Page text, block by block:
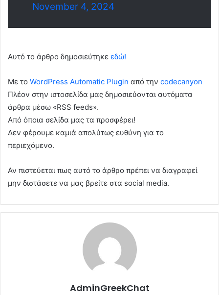
November 4, 2024
Αυτό το άρθρο δημοσιεύτηκε εδώ!
Με το WordPress Automatic Plugin από την codecanyon
Πλέον στην ιστοσελίδα μας δημοσιεύονται αυτόματα
άρθρα μέσω «RSS feeds».
Από όποια σελίδα μας τα προσφέρει!
Δεν φέρουμε καμιά απολύτως ευθύνη για το
περιεχόμενο.
Αν πιστεύεται πως αυτό το άρθρο πρέπει να διαγραφεί
μην διστάσετε να μας βρείτε στα social media.
AdminGreekChat